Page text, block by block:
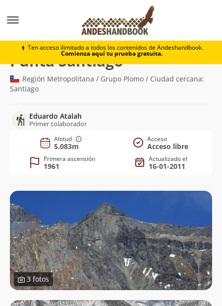
Ten acceso ilimitado a todos los contenidos de Andeshandbook.
Comienza aquí tu prueba gratuita.
Punta Santiago
Punta Santiago(5.083m)
Región Metropolitana / Grupo Plomo / Ciudad cercana:
Santiago
Eduardo Atalah
Primer colaborador
Altitud
5.083m
Acceso
Acceso libre
Primera ascensión
1961
Actualizado el
16-01-2011
3 fotos